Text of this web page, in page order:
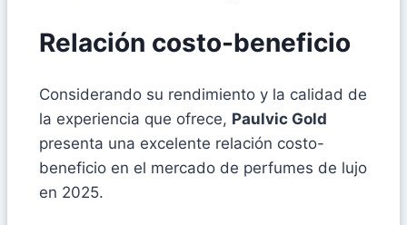
Relación costo-beneficio
Considerando su rendimiento y la calidad de
la experiencia que ofrece, Paulvic Gold
presenta una excelente relación costo-
beneficio en el mercado de perfumes de lujo
en 2025.